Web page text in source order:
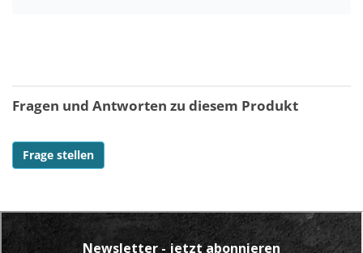
Fragen und Antworten zu diesem Produkt
Frage stellen